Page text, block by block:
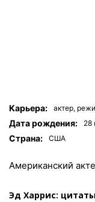
Карьера: актер,
Дата рождения: 28
Страна: США
Американский
Эд Харрис: цитаты